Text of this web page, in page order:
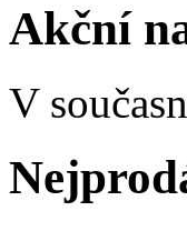
Akční
V